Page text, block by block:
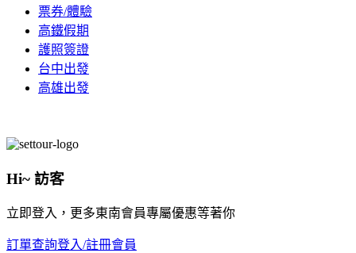
票券/體驗
高鐵假期
護照簽證
台中出發
高雄出發
Hi~ 訪客
立即登入，更多東南會員專屬優惠等著你
訂單查詢登入/註冊會員